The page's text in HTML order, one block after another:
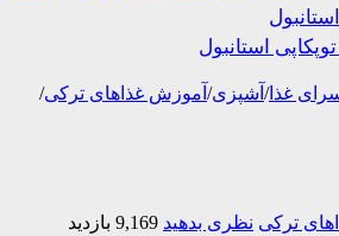
استانبول
/آشپزی/آموزش غذاهای ترکی/
نظری بدهید 9,169 بازدید